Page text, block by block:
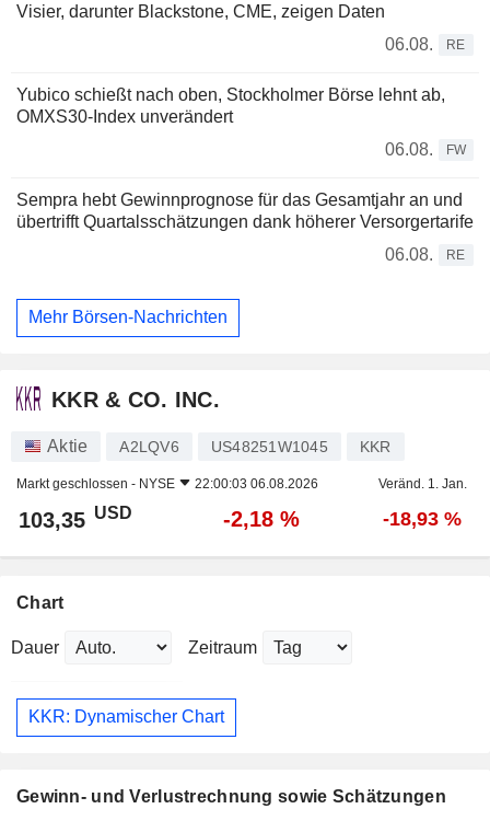
Visier, darunter Blackstone, CME, zeigen Daten
06.08.
RE
Yubico schießt nach oben, Stockholmer Börse lehnt ab,
OMXS30-Index unverändert
06.08.
FW
Sempra hebt Gewinnprognose für das Gesamtjahr an und
übertrifft Quartalsschätzungen dank höherer Versorgertarife
06.08.
RE
Mehr Börsen-Nachrichten
KKR & CO. INC.
Aktie A2LQV6 US48251W1045 KKR
Markt geschlossen - NYSE 22:00:03 06.08.2026 Veränd. 1. Jan.
103,35 USD -2,18 % -18,93 %
Chart
Dauer Zeitraum
KKR: Dynamischer Chart
Gewinn- und Verlustrechnung sowie Schätzungen